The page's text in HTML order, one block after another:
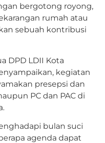
bergotong royong,
rumah atau
sebuah kontribusi
DPD LDII Kota
kegiatan
presepsi dan
PC dan PAC di
bulan suci
agenda dapat